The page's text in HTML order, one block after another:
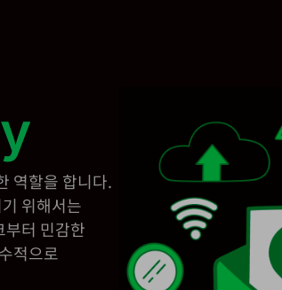
역할을 합니다.
위해서는
터 민감한
적으로